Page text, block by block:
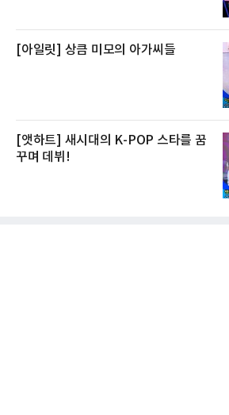
[아일릿] 상큼 미모의 아가씨들
[앳하트] 새시대의 K-POP 스타를 꿈
꾸며 데뷔!